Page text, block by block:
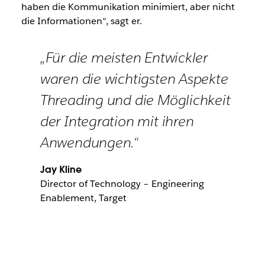
haben die Kommunikation minimiert, aber nicht
die Informationen“, sagt er.
„Für die meisten Entwickler
waren die wichtigsten Aspekte
Threading und die Möglichkeit
der Integration mit ihren
Anwendungen.“
Jay Kline
Director of Technology – Engineering
Enablement, Target